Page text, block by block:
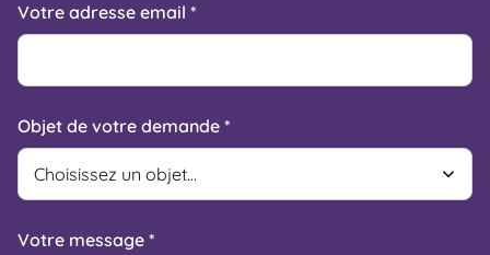
Votre adresse email *
Objet de votre demande *
Votre message *